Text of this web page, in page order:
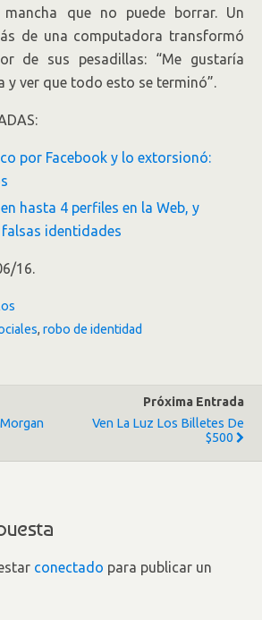
que no puede borrar. Un
de una computadora transformó
de sus pesadillas: “Me gustaría
y ver que todo esto se terminó”.
por Facebook y lo extorsionó:
hasta 4 perfiles en la Web, y
identidades
16.
, robo de identidad
Próxima Entrada
Ven La Luz Los Billetes De
$500
conectado para publicar un